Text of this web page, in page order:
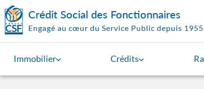
Aller au contenu principal
Crédit Social des Fonctionnaires
Engagé au cœur du Service Public depuis 1955
Immobilier Crédits